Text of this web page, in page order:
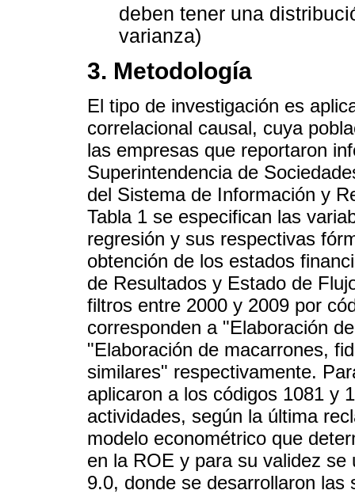
deben tener una
varianza)
3. Metodología
El tipo de investigación es
correlacional causal, cuya
las empresas que reportaron
Superintendencia de
del Sistema de Información y
Tabla 1 se especifican las
regresión y sus respectivas
obtención de los estados
de Resultados y Estado de
filtros entre 2000 y 2009 por
corresponden a "Elaboración
"Elaboración de macarrones,
similares" respectivamente.
aplicaron a los códigos 1081 y
actividades, según la última
modelo econométrico que
en la ROE y para su validez
9.0, donde se desarrollaron las